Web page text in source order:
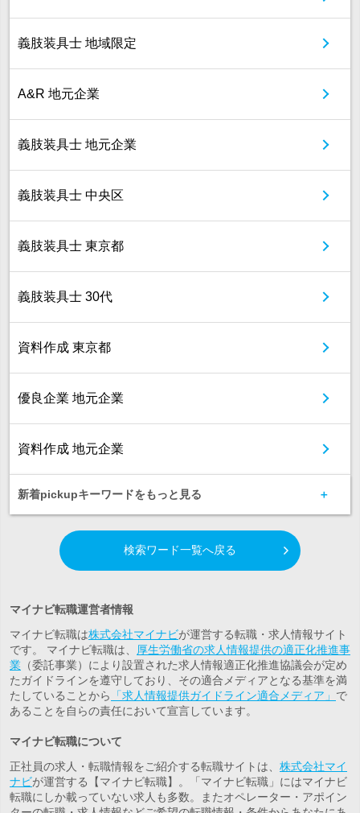
義肢装具士 地域限定
A&R 地元企業
義肢装具士 地元企業
義肢装具士 中央区
義肢装具士 東京都
義肢装具士 30代
資料作成 東京都
優良企業 地元企業
資料作成 地元企業
新着pickupキーワードをもっと見る
検索ワード一覧へ戻る
マイナビ転職運営者情報
マイナビ転職は株式会社マイナビが運営する転職・求人情報サイト
です。 マイナビ転職は、
厚生労働省の求人情報提供の適正化推進事
業 （委託事業）により設置された求人情報適正化推進協議会が定め
たガイドラインを遵守しており、その適合メディアとなる基準を満
たしていることから
「求人情報提供ガイドライン適合メディア」 で
あることを自らの責任において宣言しています。
マイナビ転職について
正社員の求人・転職情報をご紹介する転職サイトは、 株式会社マイ
ナビが運営する【マイナビ転職】。「マイナビ転職」にはマイナビ
転職にしか載っていない求人も多数。またオペレーター・アポイン